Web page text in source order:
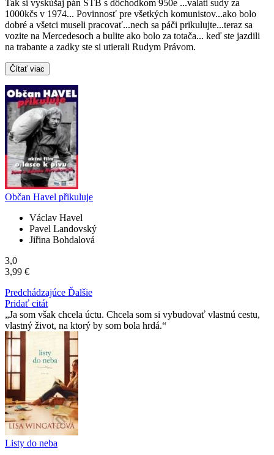
Tak si vyskúšaj pán ŠTB s dôchodkom 950e ...valati sudy za
1000kčs v 1974... Povinnosť pre všetkých komunistov...ako bolo
dobré a všetci museli pracovať...nech sa páči prikulujte...teraz sa
vozite na Mercedesoch a bulite ako bolo za totača... keď ste jazdili
na trabante a zadky ste si utierali Rudym Právom.
Čítať viac
Občan Havel přikuluje
Václav Havel
Pavel Landovský
Jiřina Bohdalová
3,0
3,99 €
Predchádzajúce Ďalšie
Pridať citát
Ja som však chcela úctu. Chcela som si vybudovať vlastnú cestu,
vlastný život, na ktorý by som bola hrdá.
Listy do neba